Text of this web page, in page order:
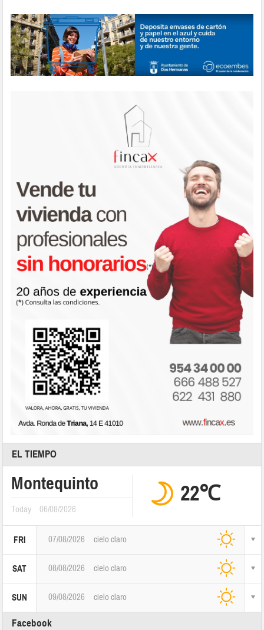
EL TIEMPO
Montequinto
Today 06/08/2026
22℃
FRI 07/08/2026 cielo claro
SAT 08/08/2026 cielo claro
SUN 09/08/2026 cielo claro
Facebook